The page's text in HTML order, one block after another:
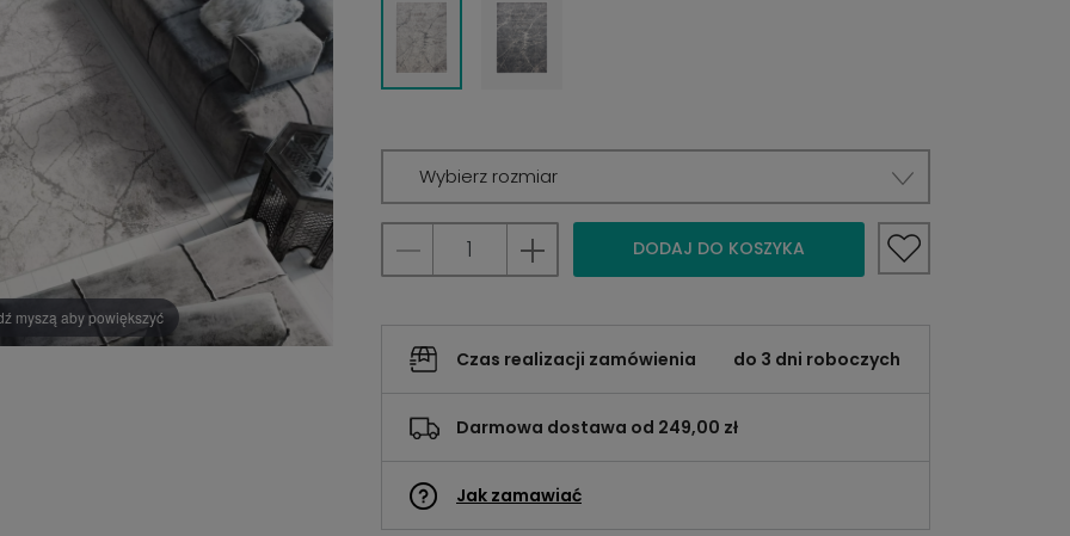
myszą aby powiększyć
Wybierz rozmiar
DODAJ DO KOSZYKA
Czas realizacji zamówienia do 3 dni roboczych
Darmowa dostawa od 249,00 zł
Jak zamawiać